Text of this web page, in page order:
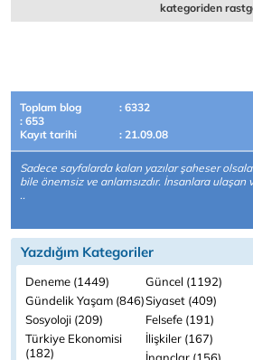
kategoriden
Toplam blog
: 6332
: 653
Kayıt tarihi
: 21.09.08
Sadece sayfalarda kalan yazılar şaheser
bile önemsiz ve anlamsızdır. İnsanlara ulaşan
..
Yazdığım Kategoriler
Deneme (1449)
Güncel (1192)
Gündelik Yaşam (846)Siyaset (409)
Sosyoloji (209)
Felsefe (191)
Türkiye Ekonomisi
(182)
İlişkiler (167)